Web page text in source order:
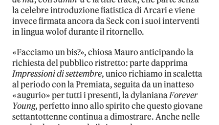
la celebre introduzione fiatistica di Arcari e viene
invece firmata ancora da Seck con i suoi interventi
in lingua wolof durante il ritornello.
«Facciamo un bis?», chiosa Mauro anticipando la
richiesta del pubblico ristretto: parte dapprima
Impressioni di settembre, unico richiamo in scaletta
al periodo con la Premiata, seguita da un inatteso
«augurio» per tutti i presenti, la dylanianaForever
Young, perfetto inno allo spirito che questo giovane
settantottenne continua a dimostrare. Anche nelle